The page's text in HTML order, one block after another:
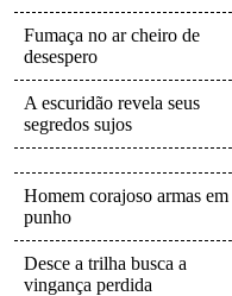
Fumaça no ar cheiro de
desespero
A escuridão revela seus
segredos sujos
Homem corajoso armas em
punho
Desce a trilha busca a
vingança perdida